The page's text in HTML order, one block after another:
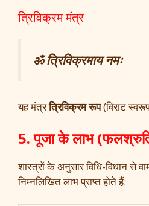
त्रिविक्रम मंत्र
ॐ त्रिविक्रमाय नमः
यह मंत्रत्रिविक्रम रूप(विराट
5. पूजा के लाभ
शास्त्रों के अनुसार विधि-विधान से
निम्नलिखित लाभ प्राप्त होते हैं: